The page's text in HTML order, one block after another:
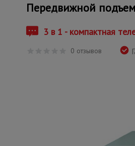
Вышки-
Подмости
Сетка,
Опалубка
Передвижной
3 в 1 - компактная
0 отзывов